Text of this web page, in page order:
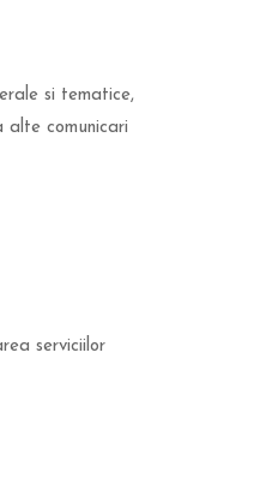
si tematice,
alte comunicari
serviciilor